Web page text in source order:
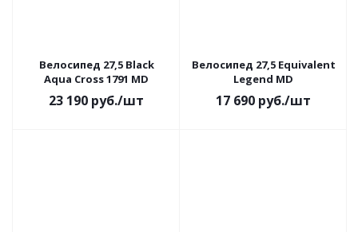
Велосипед 27,5 Black
Aqua Cross 1791 MD
23 190 руб./шт
Велосипед 27,5 Equivalent
Legend MD
17 690 руб./шт